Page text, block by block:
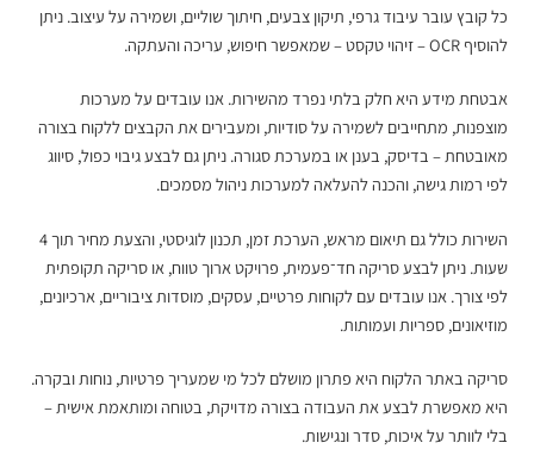
כל קובץ עובר עיבוד גרפי, תיקון צבעים, חיתוך שוליים, ושמירה על עיצוב. ניתן
להוסיף OCR – זיהוי טקסט – שמאפשר חיפוש, עריכה והעתקה.
אבטחת מידע היא חלק בלתי נפרד מהשירות. אנו עובדים על מערכות
מוצפנות, מתחייבים לשמירה על סודיות, ומעבירים את הקבצים ללקוח בצורה
מאובטחת – בדיסק, בענן או במערכת סגורה. ניתן גם לבצע גיבוי כפול, סיווג
לפי רמות גישה, והכנה להעלאה למערכות ניהול מסמכים.
השירות כולל גם תיאום מראש, הערכת זמן, תכנון לוגיסטי, והצעת מחיר תוך 4
שעות. ניתן לבצע סריקה חד־פעמית, פרויקט ארוך טווח, או סריקה תקופתית
לפי צורך. אנו עובדים עם לקוחות פרטיים, עסקים, מוסדות ציבוריים, ארכיונים,
מוזיאונים, ספריות ועמותות.
סריקה באתר הלקוח היא פתרון מושלם לכל מי שמעריך פרטיות, נוחות ובקרה.
היא מאפשרת לבצע את העבודה בצורה מדויקת, בטוחה ומותאמת אישית –
בלי לוותר על איכות, סדר ונגישות.